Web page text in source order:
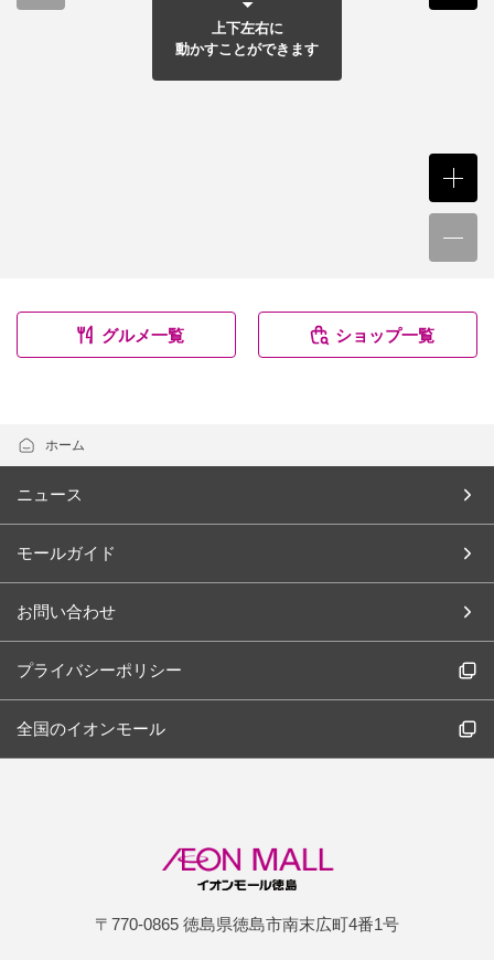
上下左右に
動かすことができます
グルメ一覧 ショップ一覧
ホーム
ニュース
モールガイド
お問い合わせ
プライバシーポリシー
全国のイオンモール
〒770-0865 徳島県徳島市南末広町4番1号